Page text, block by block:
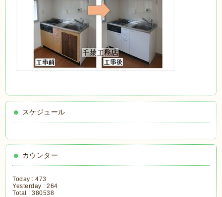
スケジュール
カウンター
Today :473
Yesterday :264
Total :380538